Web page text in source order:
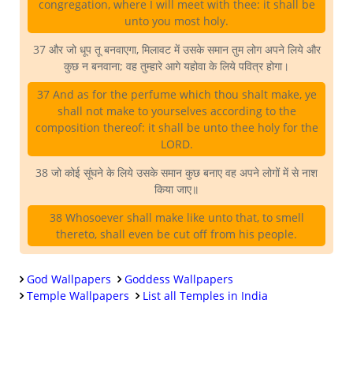
congregation, where I will meet with thee: it shall be
unto you most holy.
37 और जो धूप तू बनवाएगा, मिलावट में उसके समान तुम लोग अपने लिये और
कुछ न बनवाना; वह तुम्हारे आगे यहोवा के लिये पवित्र होगा।
37 And as for the perfume which thou shalt make, ye
shall not make to yourselves according to the
composition thereof: it shall be unto thee holy for the
LORD.
38 जो कोई सूंघने के लिये उसके समान कुछ बनाए वह अपने लोगों में से नाश
किया जाए॥
38 Whosoever shall make like unto that, to smell
thereto, shall even be cut off from his people.
God Wallpapers
Goddess Wallpapers
Temple Wallpapers
List all Temples in India